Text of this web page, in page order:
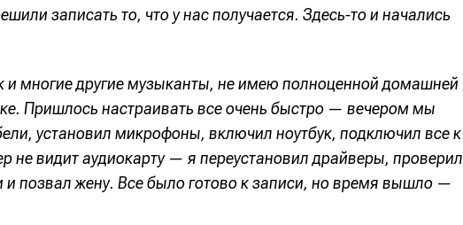
записать то, что у нас получается. Здесь-то и начались
и многие другие музыканты, не имею полноценной домашней
Пришлось настраивать все очень быстро — вечером мы
установил микрофоны, включил ноутбук, подключил все к
не видит аудиокарту — я переустановил драйверы, проверил
и позвал жену. Все было готово к записи, но время вышло —